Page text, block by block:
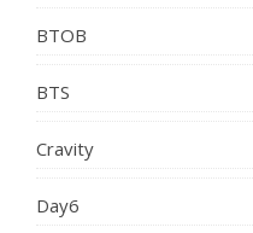
BTOB
BTS
Cravity
Day6